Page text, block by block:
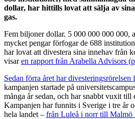
dollar, har hittills lovat att sälja av
gas.
Fem biljoner dollar. 5 000 000 000 000,
mycket pengar förfogar de 688
har lovat att divestera sina innehav från
visaren rapport från Arabella Advisors
Sedan förra året har divesteringsrörelsen
kampanjen startade på
många år sedan, och har snabbt vuxit till
Kampanjen har funnits i Sverige i tre år
hela landet – från Luleå i norr till Malmö